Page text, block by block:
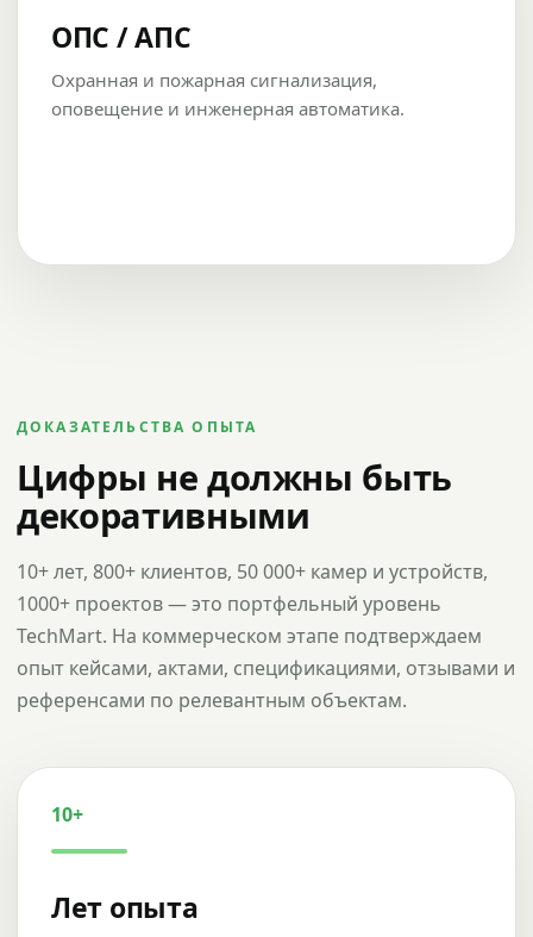
ОПС / АПС
Охранная и пожарная сигнализация,
оповещение и инженерная автоматика.
ДОКАЗАТЕЛЬСТВА ОПЫТА
Цифры не должны быть
декоративными
10+ лет, 800+ клиентов, 50 000+ камер и устройств,
1000+ проектов — это портфельный уровень
TechMart. На коммерческом этапе подтверждаем
опыт кейсами, актами, спецификациями, отзывами и
референсами по релевантным объектам.
10+
Лет опыта